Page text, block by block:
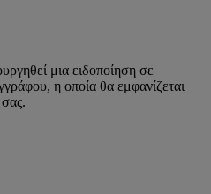
μια ειδοποίηση σε
η οποία θα εμφανίζεται